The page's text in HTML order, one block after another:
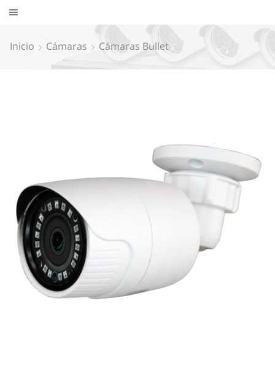
Inicio Cámaras Cámaras Bullet